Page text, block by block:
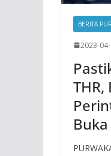
BERITA
2023-